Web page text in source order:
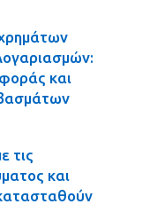
και
τις
και